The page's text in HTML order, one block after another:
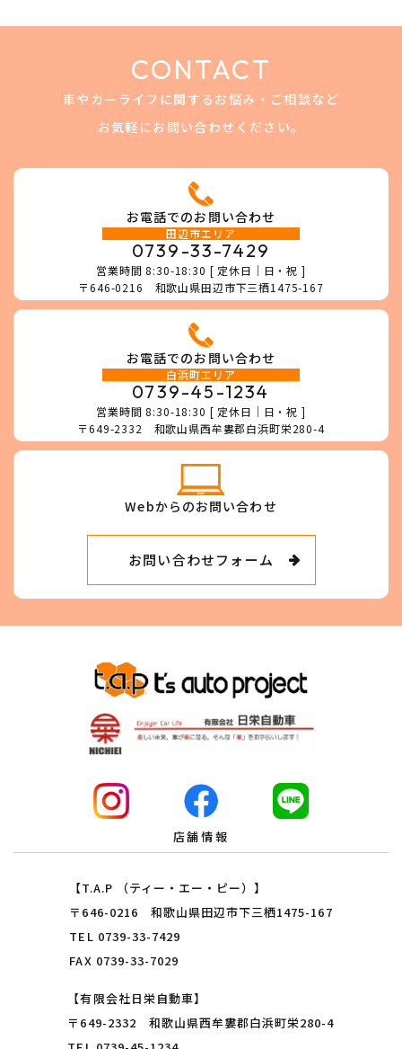
CONTACT
車やカーライフに関するお悩み・ご相談など
お気軽にお問い合わせください。
お電話でのお問い合わせ
田辺市エリア
0739-33-7429
営業時間 8:30-18:30 [ 定休日｜日・祝 ]
〒646-0216 和歌山県田辺市下三栖1475-167
お電話でのお問い合わせ
白浜町エリア
0739-45-1234
営業時間 8:30-18:30 [ 定休日｜日・祝 ]
〒649-2332 和歌山県西牟婁郡白浜町栄280-4
Webからのお問い合わせ
お問い合わせフォーム
店舗情報
【T.A.P （ティー・エー・ピー）】
〒646-0216 和歌山県田辺市下三栖1475-167
TEL 0739-33-7429
FAX 0739-33-7029
【有限会社日栄自動車】
〒649-2332 和歌山県西牟婁郡白浜町栄280-4